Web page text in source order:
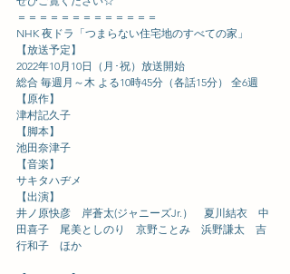
＝＝＝＝＝＝＝＝＝＝＝＝＝
NHK 夜ドラ「つまらない住宅地のすべての家」
【放送予定】
2022年10月10日（月･祝）放送開始
総合 毎週月～木 よる10時45分（各話15分） 全6週
【原作】
津村記久子
【脚本】
池田奈津子
【音楽】
サキタハヂメ
【出演】
井ノ原快彦　岸蒼太(ジャニーズJr.）　夏川結衣　中
田喜子　尾美としのり　京野ことみ　浜野謙太　吉
行和子　ほか